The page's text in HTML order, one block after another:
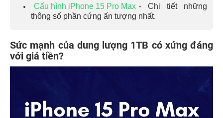
Cấu hình iPhone 15 Pro Max - Chi tiết những
thông số phần cứng ấn tượng nhất.
Sức mạnh của dung lượng 1TB có xứng đáng
với giá tiền?